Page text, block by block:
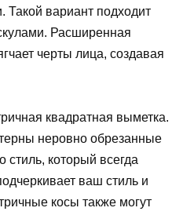
Такой вариант подходит
Расширенная
черты лица, создавая
квадратная выметка.
неровно обрезанные
который всегда
ваш стиль и
косы также могут